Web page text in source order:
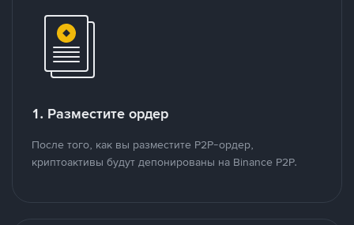
1. Разместите ордер
После того, как вы разместите P2P-ордер,
криптоактивы будут депонированы на Binance P2P.